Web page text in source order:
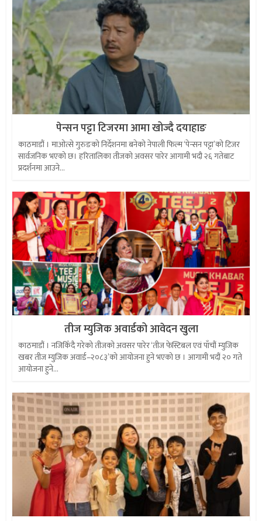
पेन्सन पट्टा टिजरमा आमा खोज्दै दयाहाङ
काठमाडौं । माओत्से गुरुङको निर्देशनमा बनेको नेपाली फिल्म ‘पेन्सन पट्टा’को टिजर
सार्वजनिक भएको छ। हरितालिका तीजको अवसर पारेर आगामी भदौ २६ गतेबाट
प्रदर्शनमा आउने...
तीज म्युजिक अवार्डको आवेदन खुला
काठमाडौं । नजिकिँदै गरेको तीजको अवसर पारेर ‘तीज फेस्टिबल एवं पाँचौं म्युजिक
खबर तीज म्युजिक अवार्ड–२०८३’को आयोजना हुने भएको छ । आगामी भदौं २० गते
आयोजना हुने...